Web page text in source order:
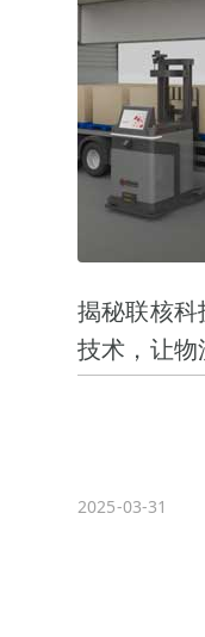
揭秘联核
技术，让物
2025-03-31